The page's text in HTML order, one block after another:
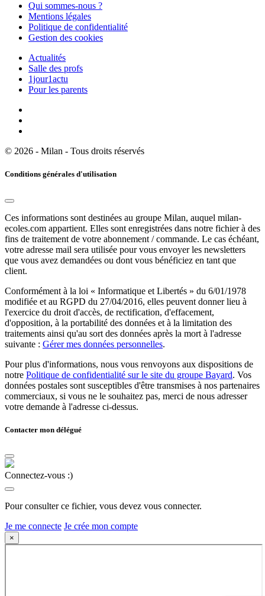
Qui sommes-nous ?
Mentions légales
Politique de confidentialité
Gestion des cookies
Actualités
Salle des profs
1jour1actu
Pour les parents
© 2026 - Milan - Tous droits réservés
Conditions générales d'utilisation
Ces informations sont destinées au groupe Milan, auquel milan-
ecoles.com appartient. Elles sont enregistrées dans notre fichier à des
fins de traitement de votre abonnement / commande. Le cas échéant,
votre adresse mail sera utilisée pour vous envoyer les newsletters
que vous avez demandées ou dont vous bénéficiez en tant que
client.
Conformément à la loi « Informatique et Libertés » du 6/01/1978
modifiée et au RGPD du 27/04/2016, elles peuvent donner lieu à
l'exercice du droit d'accès, de rectification, d'effacement,
d'opposition, à la portabilité des données et à la limitation des
traitements ainsi qu'au sort des données après la mort à l'adresse
suivante : Gérer mes données personnelles.
Pour plus d'informations, nous vous renvoyons aux dispositions de
notre Politique de confidentialité sur le site du groupe Bayard. Vos
données postales sont susceptibles d'être transmises à nos partenaires
commerciaux, si vous ne le souhaitez pas, merci de nous adresser
votre demande à l'adresse ci-dessus.
Contacter mon délégué
Connectez-vous :)
Pour consulter ce fichier, vous devez vous connecter.
Je me connecte Je crée mon compte
×